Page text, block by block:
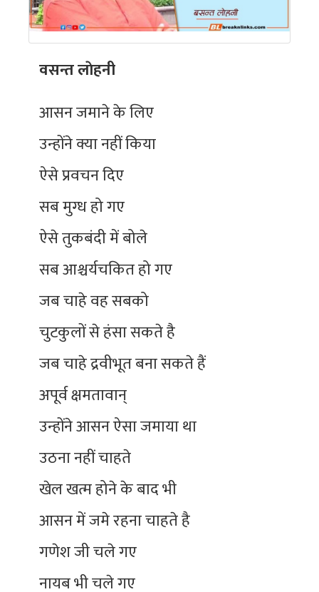
वसन्त लाेहनी
आसन जमाने के लिए
उन्होंने क्या नहीं किया
ऐसे प्रवचन दिए
सब मुग्ध हो गए
ऐसे तुकबंदी में बोले
सब आश्चर्यचकित हो गए
जब चाहे वह सबको
चुटकुलों से हंसा सकते है
जब चाहे द्रवीभूत बना सकते हैं
अपूर्व क्षमतावान्
उन्होंने आसन ऐसा जमाया था
उठना नहीं चाहते
खेल खत्म होने के बाद भी
आसन में जमे रहना चाहते है
गणेश जी चले गए
नायब भी चले गए